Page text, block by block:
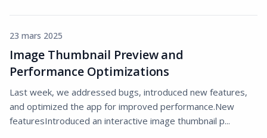
23 mars 2025
Image Thumbnail Preview and
Performance Optimizations
Last week, we addressed bugs, introduced new features,
and optimized the app for improved performance.New
featuresIntroduced an interactive image thumbnail p...